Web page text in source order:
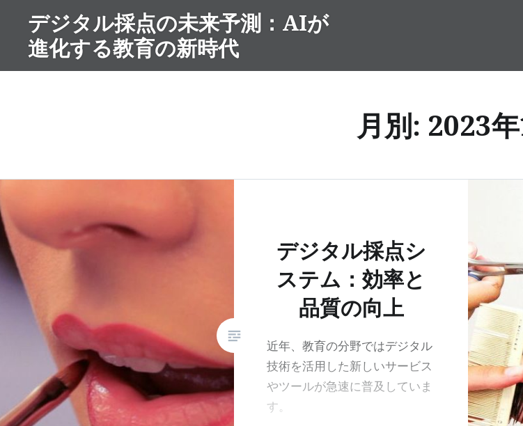
プ
デジタル採点の未来予測：AIが
進化する教育の新時代
月別: 2023
デジタル採点シ
ステム：効率と
品質の向上
近年、教育の分野ではデジタル
技術を活用した新しいサービス
やツールが急速に普及していま
す。